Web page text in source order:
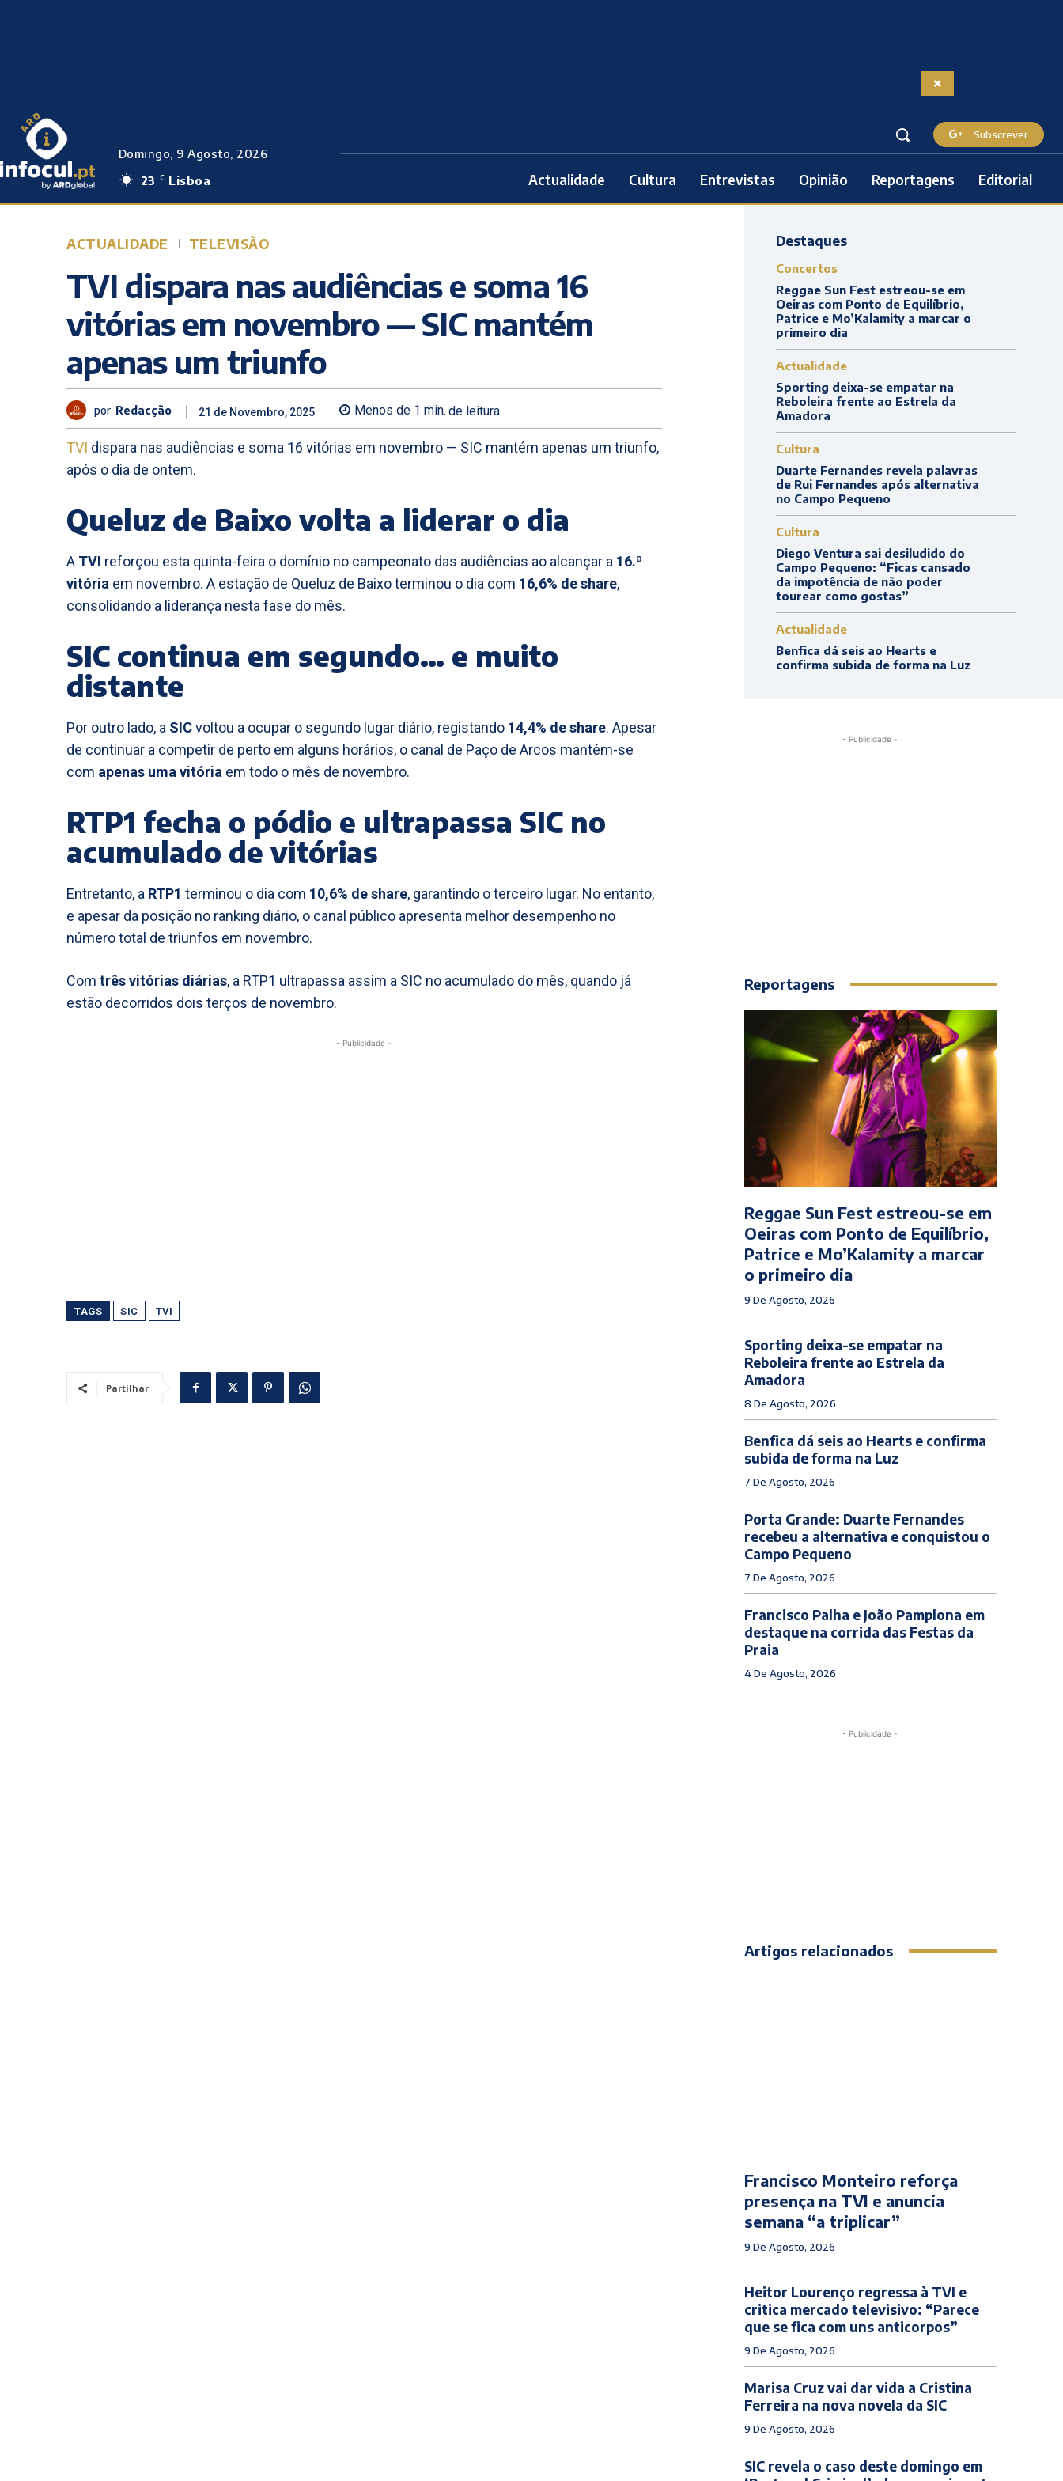
Domingo, 9 Agosto, 2026
23
C Lisboa
Subscrever
Actualidade Cultura Entrevistas Opinião Reportagens Editorial
ACTUALIDADE TELEVISÃO
TVI dispara nas audiências e soma 16
vitórias em novembro — SIC mantém
apenas um triunfo
por Redacção 21 de Novembro, 2025 Menos de 1 min. de leitura
TVI dispara nas audiências e soma 16 vitórias em novembro — SIC mantém apenas um triunfo,
após o dia de ontem.
Queluz de Baixo volta a liderar o dia
A TVI reforçou esta quinta-feira o domínio no campeonato das audiências ao alcançar a 16.ª
vitória em novembro. A estação de Queluz de Baixo terminou o dia com 16,6% de share,
consolidando a liderança nesta fase do mês.
SIC continua em segundo… e muito
distante
Por outro lado, a SICvoltou a ocupar o segundo lugar diário, registando 14,4% de share. Apesar
de continuar a competir de perto em alguns horários, o canal de Paço de Arcos mantém-se
com apenas uma vitória em todo o mês de novembro.
RTP1 fecha o pódio e ultrapassa SIC no
acumulado de vitórias
Entretanto, a RTP1 terminou o dia com 10,6% de share, garantindo o terceiro lugar. No entanto,
e apesar da posição no ranking diário, o canal público apresenta melhor desempenho no
número total de triunfos em novembro.
Com três vitórias diárias, a RTP1 ultrapassa assim a SIC no acumulado do mês, quando já
estão decorridos dois terços de novembro.
- Publicidade -
TAGS SIC TVI
Partilhar
Destaques
Concertos
Reggae Sun Fest estreou-se em
Oeiras com Ponto de Equilíbrio,
Patrice e Mo’Kalamity a marcar o
primeiro dia
Actualidade
Sporting deixa-se empatar na
Reboleira frente ao Estrela da
Amadora
Cultura
Duarte Fernandes revela palavras
de Rui Fernandes após alternativa
no Campo Pequeno
Cultura
Diego Ventura sai desiludido do
Campo Pequeno: “Ficas cansado
da impotência de não poder
tourear como gostas”
Actualidade
Benfica dá seis ao Hearts e
confirma subida de forma na Luz
- Publicidade -
Reportagens
Reggae Sun Fest estreou-se em
Oeiras com Ponto de Equilíbrio,
Patrice e Mo’Kalamity a marcar
o primeiro dia
9 De Agosto, 2026
Sporting deixa-se empatar na
Reboleira frente ao Estrela da
Amadora
8 De Agosto, 2026
Benfica dá seis ao Hearts e confirma
subida de forma na Luz
7 De Agosto, 2026
Porta Grande: Duarte Fernandes
recebeu a alternativa e conquistou o
Campo Pequeno
7 De Agosto, 2026
Francisco Palha e João Pamplona em
destaque na corrida das Festas da
Praia
4 De Agosto, 2026
- Publicidade -
Artigos relacionados
Francisco Monteiro reforça
presença na TVI e anuncia
semana “a triplicar”
9 De Agosto, 2026
Heitor Lourenço regressa à TVI e
critica mercado televisivo: “Parece
que se fica com uns anticorpos”
9 De Agosto, 2026
Marisa Cruz vai dar vida a Cristina
Ferreira na nova novela da SIC
9 De Agosto, 2026
SIC revela o caso deste domingo em